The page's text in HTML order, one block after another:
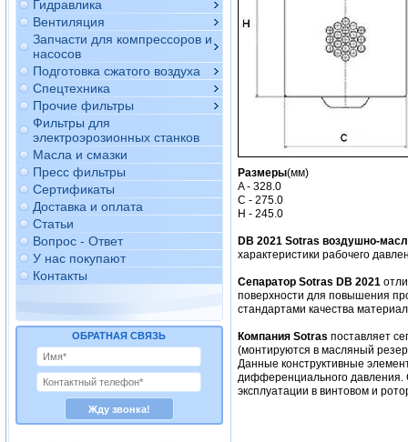
Гидравлика
Вентиляция
Запчасти для компрессоров и
насосов
Подготовка сжатого воздуха
Спецтехника
Прочие фильтры
Фильтры для
электроэрозионных станков
Масла и смазки
Пресс фильтры
Сертификаты
Доставка и оплата
Статьи
Вопрос - Ответ
У нас покупают
Контакты
ОБРАТНАЯ СВЯЗЬ
Размеры(мм)
A - 328.0
C - 275.0
H - 245.0
DB 2021 Sotras воздушно-
характеристики рабочего
Сепаратор Sotras DB 2021
поверхности для повышения
стандартами качества
Компания Sotras поставляет
(монтируются в масляный
Данные конструктивные
дифференциального давления.
эксплуатации в винтовом и